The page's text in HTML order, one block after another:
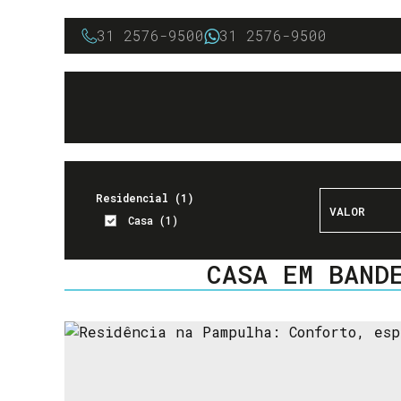
31 2576-9500 31 2576-9500
Residencial (1)
Casa (1)
CASA EM